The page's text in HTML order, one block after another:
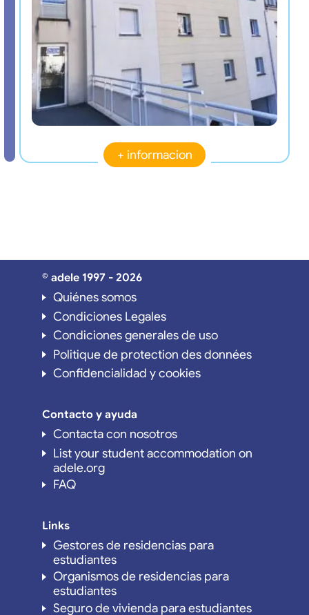
+ informacion
© adele 1997 - 2026
Quiénes somos
Condiciones Legales
Condiciones generales de uso
Politique de protection des données
Confidencialidad y cookies
Contacto y ayuda
Contacta con nosotros
List your student accommodation on
adele.org
FAQ
Links
Gestores de residencias para
estudiantes
Organismos de residencias para
estudiantes
Seguro de vivienda para estudiantes